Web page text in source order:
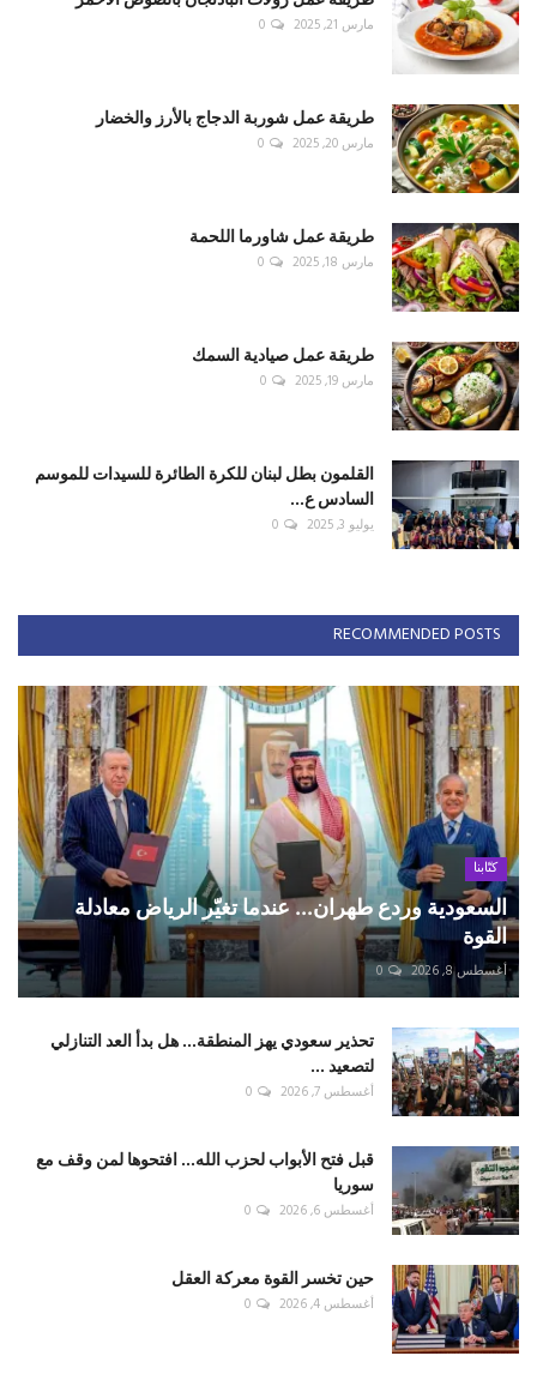
مارس 21, 2025 0
طريقة عمل شوربة الدجاج بالأرز والخضار
مارس 20, 2025 0
طريقة عمل شاورما اللحمة
مارس 18, 2025 0
طريقة عمل صيادية السمك
مارس 19, 2025 0
القلمون بطل لبنان للكرة الطائرة للسيدات للموسم
السادس ع...
يوليو 3, 2025 0
RECOMMENDED POSTS
كتّابنا
السعودية وردع طهران... عندما تغيّر الرياض معادلة
القوة
أغسطس 8, 2026 0
تحذير سعودي يهز المنطقة... هل بدأ العد التنازلي
لتصعيد ...
أغسطس 7, 2026 0
قبل فتح الأبواب لحزب الله... افتحوها لمن وقف مع
سوريا
أغسطس 6, 2026 0
حين تخسر القوة معركة العقل
أغسطس 4, 2026 0